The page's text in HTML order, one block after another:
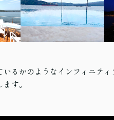
いるかのようなインフィニテ
す。